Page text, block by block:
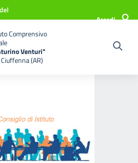
Accedi
Comprensivo
Venturi"
(AR)